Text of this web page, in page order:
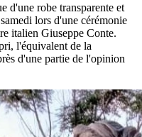
d'une robe transparente et
lors d'une cérémonie
italien Giuseppe Conte.
l'équivalent de la
d'une partie de l'opinion